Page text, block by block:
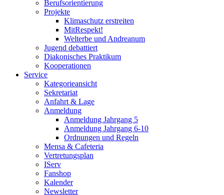
Berufsorientierung
Projekte
Klimaschutz erstreiten
MitRespekt!
Welterbe und Andreanum
Jugend debattiert
Diakonisches Praktikum
Kooperationen
Service
Kategorieansicht
Sekretariat
Anfahrt & Lage
Anmeldung
Anmeldung Jahrgang 5
Anmeldung Jahrgang 6-10
Ordnungen und Regeln
Mensa & Cafeteria
Vertretungsplan
IServ
Fanshop
Kalender
Newsletter